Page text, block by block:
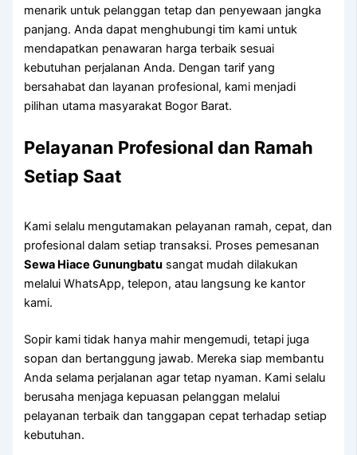
menarik untuk pelanggan tetap dan penyewaan jangka
panjang. Anda dapat menghubungi tim kami untuk
mendapatkan penawaran harga terbaik sesuai
kebutuhan perjalanan Anda. Dengan tarif yang
bersahabat dan layanan profesional, kami menjadi
pilihan utama masyarakat Bogor Barat.
Pelayanan Profesional dan Ramah
Setiap Saat
Kami selalu mengutamakan pelayanan ramah, cepat, dan
profesional dalam setiap transaksi. Proses pemesanan
Sewa Hiace Gunungbatu sangat mudah dilakukan
melalui WhatsApp, telepon, atau langsung ke kantor
kami.
Sopir kami tidak hanya mahir mengemudi, tetapi juga
sopan dan bertanggung jawab. Mereka siap membantu
Anda selama perjalanan agar tetap nyaman. Kami selalu
berusaha menjaga kepuasan pelanggan melalui
pelayanan terbaik dan tanggapan cepat terhadap setiap
kebutuhan.